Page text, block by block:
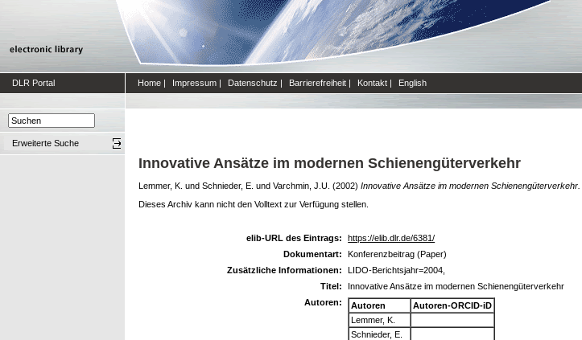
DLR Portal Home | Impressum | Datenschutz | Barrierefreiheit | Kontakt | English
Erweiterte Suche
Innovative Ansätze im modernen Schienengüterverkehr
Lemmer, K. und Schnieder, E. und Varchmin, J.U. (2002) Innovative Ansätze im modernen Schienengüterverkehr.
Dieses Archiv kann nicht den Volltext zur Verfügung stellen.
elib-URL des Eintrags:
https://elib.dlr.de/6381/
Dokumentart:
Konferenzbeitrag (Paper)
Zusätzliche Informationen:
LIDO-Berichtsjahr=2004,
Titel:
Innovative Ansätze im modernen Schienengüterverkehr
Autoren:
Autoren
Autoren-ORCID-iD
Lemmer, K.
Schnieder, E.